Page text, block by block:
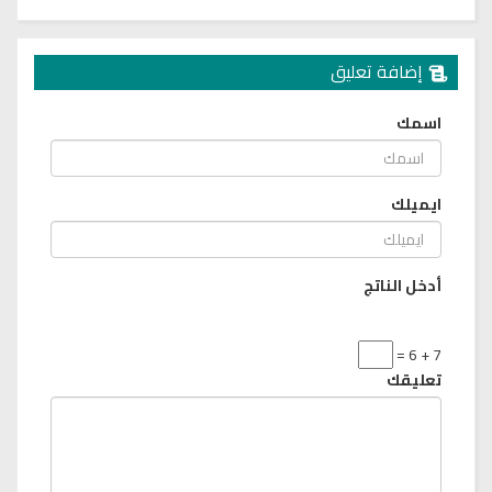
إضافة تعليق
اسمك
ايميلك
أدخل الناتج
7 + 6 =
تعليقك